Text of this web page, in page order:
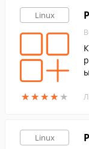
Linux
★★★★ ★
★★★★ ★
Linux